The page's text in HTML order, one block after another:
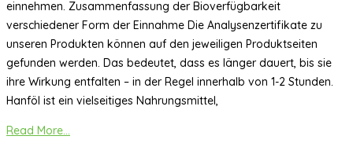
einnehmen. Zusammenfassung der Bioverfügbarkeit
verschiedener Form der Einnahme Die Analysenzertifikate zu
unseren Produkten können auf den jeweiligen Produktseiten
gefunden werden. Das bedeutet, dass es länger dauert, bis sie
ihre Wirkung entfalten – in der Regel innerhalb von 1-2 Stunden.
Hanföl ist ein vielseitiges Nahrungsmittel,
Read More...